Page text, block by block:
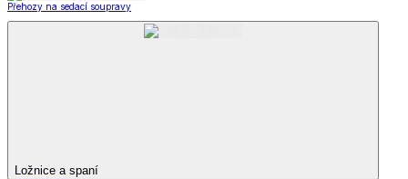
Přehozy na sedací soupravy
Ložnice a spaní